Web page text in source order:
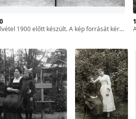
1900 előtt készült. A kép forrását kérjük így adja meg: Fortepan / MMKM. Levéltári jelzet: MMKM TTFGY 2019.1.